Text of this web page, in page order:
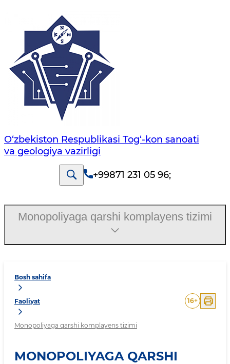
O‘zbekiston Respublikasi Tog‘-kon sanoati
va geologiya vazirligi
+99871 231 05 96;
Bosh sahifa
Faoliyat
Monopoliyaga qarshi komplayens tizimi
16+
MONOPOLIYAGA QARSHI
Monopoliyaga qarshi komplayens tizimi